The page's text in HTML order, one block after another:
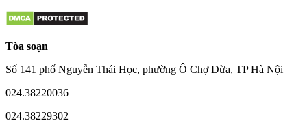
Tòa soạn
Số 141 phố Nguyễn Thái Học, phường Ô Chợ Dừa, TP Hà Nội
024.38220036
024.38229302